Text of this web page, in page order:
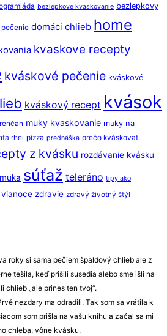
bezlepkove kvaskovanie bezlepkovy
domáci chlieb home
kvaskove recepty
kváskové pečenie kváskové
kváskový recept kvások
muky kvaskovanie muky na
rhei pizza prednáška prečo kváskovať
z kvásku rozdávanie kvásku
súťaž teleráno tipy ako
vianoce zdravie zdravý životný štýl
roky si sama pečiem špaldový chlieb ale z
tešila, keď prišili susedia alebo sme išli na
chlieb „ale prines ten tvoj“.
nezdary ma odradili. Tak som sa vrátila k
som prišla na vašu knihu a začal sa mi
chleba, vône kvásku.